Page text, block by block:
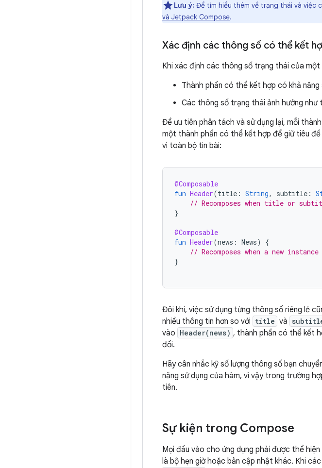
Lưu ý: Để tìm hiểu thêm về trạng thái và việc
và Jetpack Compose.
Xác định các thông số có thể kết
Khi xác định các thông số trạng thái của một
Thành phần có thể kết hợp có khả
Các thông số trạng thái ảnh hưởng
Để ưu tiên phân tách và sử dụng lại, mỗi
một thành phần có thể kết hợp để giữ tiêu
vì toàn bộ tin bài:
@Composable
fun Header(title : String, subtitle :
// Recomposes when title or
}
@Composable
fun Header(news : News)
{
// Recomposes when a new
}
Đôi khi, việc sử dụng từng thông số riêng lẻ
nhiều thông tin hơn so với title và
vào Header(news) , thành phần có thể kết
đổi.
Hãy cân nhắc kỹ số lượng thông số bạn
năng sử dụng của hàm, vì vậy trong trường
tiên.
Sự kiện trong Compose
Mọi đầu vào cho ứng dụng phải được thể
là bộ hẹn giờ hoặc bản cập nhật khác. Khi